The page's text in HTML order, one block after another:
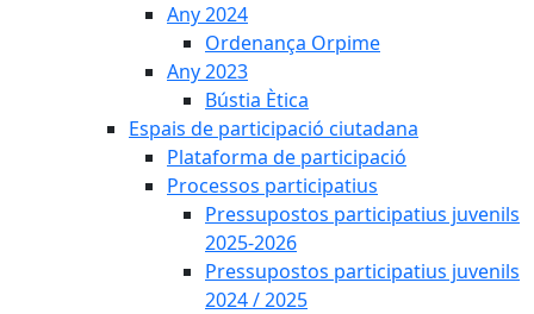
Any 2024
Ordenança Orpime
Any 2023
Bústia Ètica
Espais de participació ciutadana
Plataforma de participació
Processos participatius
Pressupostos participatius juvenils
2025-2026
Pressupostos participatius juvenils
2024 / 2025